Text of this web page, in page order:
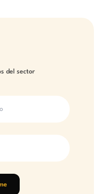
del sector